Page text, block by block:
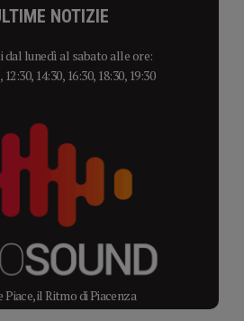
NOTIZIE
dal lunedì al sabato alle ore:
12:30, 14:30, 16:30, 18:30, 19:30
Piace, il Ritmo di Piacenza